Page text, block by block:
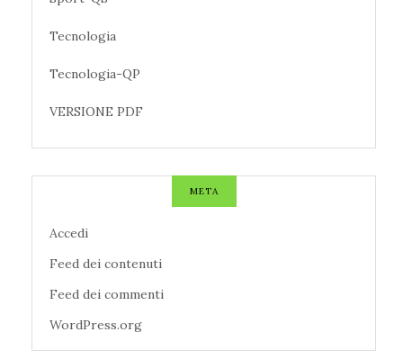
Tecnologia
Tecnologia-QP
VERSIONE PDF
META
Accedi
Feed dei contenuti
Feed dei commenti
WordPress.org